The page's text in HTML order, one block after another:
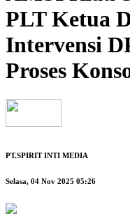
PLT Ketua
Intervensi
Proses
PT.SPIRIT INTI MEDIA
Selasa, 04 Nov 2025 05:26